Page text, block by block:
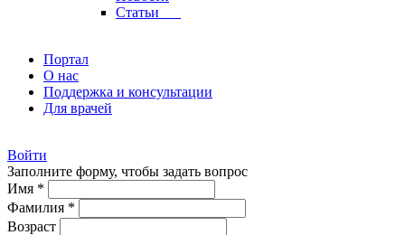
Статьи___
Портал
О нас
Поддержка и консультации
Для врачей
Войти
Заполните форму, чтобы задать вопрос
Имя *
Фамилия *
Возраст